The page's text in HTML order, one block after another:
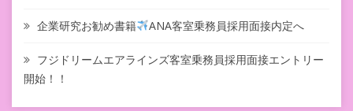
企業研究お勧め書籍 ANA客室乗務員採用面接内定へ
フジドリームエアラインズ客室乗務員採用面接エントリー
開始！！